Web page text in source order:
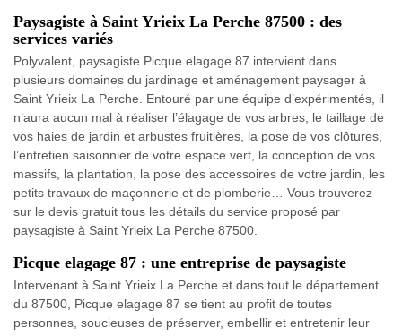
Paysagiste à Saint Yrieix La Perche 87500 : des
services variés
Polyvalent, paysagiste Picque elagage 87 intervient dans
plusieurs domaines du jardinage et aménagement paysager à
Saint Yrieix La Perche. Entouré par une équipe d’expérimentés, il
n’aura aucun mal à réaliser l’élagage de vos arbres, le taillage de
vos haies de jardin et arbustes fruitières, la pose de vos clôtures,
l’entretien saisonnier de votre espace vert, la conception de vos
massifs, la plantation, la pose des accessoires de votre jardin, les
petits travaux de maçonnerie et de plomberie… Vous trouverez
sur le devis gratuit tous les détails du service proposé par
paysagiste à Saint Yrieix La Perche 87500.
Picque elagage 87 : une entreprise de paysagiste
Intervenant à Saint Yrieix La Perche et dans tout le département
du 87500, Picque elagage 87 se tient au profit de toutes
personnes, soucieuses de préserver, embellir et entretenir leur